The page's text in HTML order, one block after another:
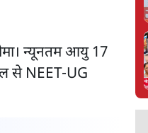
न्यूनतम आयु 17
से NEET-UG